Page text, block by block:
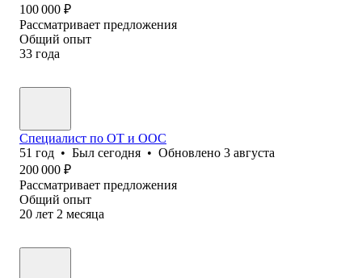
100 000 ₽
Рассматривает предложения
Общий опыт
33 года
Специалист по ОТ и ООС
51 год • Был сегодня • Обновлено 3 августа
200 000 ₽
Рассматривает предложения
Общий опыт
20 лет 2 месяца